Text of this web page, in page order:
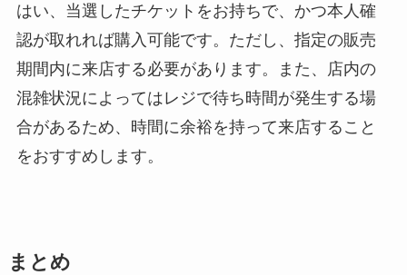
はい、当選したチケットをお持ちで、かつ本人確
認が取れれば購入可能です。ただし、指定の販売
期間内に来店する必要があります。また、店内の
混雑状況によってはレジで待ち時間が発生する場
合があるため、時間に余裕を持って来店すること
をおすすめします。
まとめ